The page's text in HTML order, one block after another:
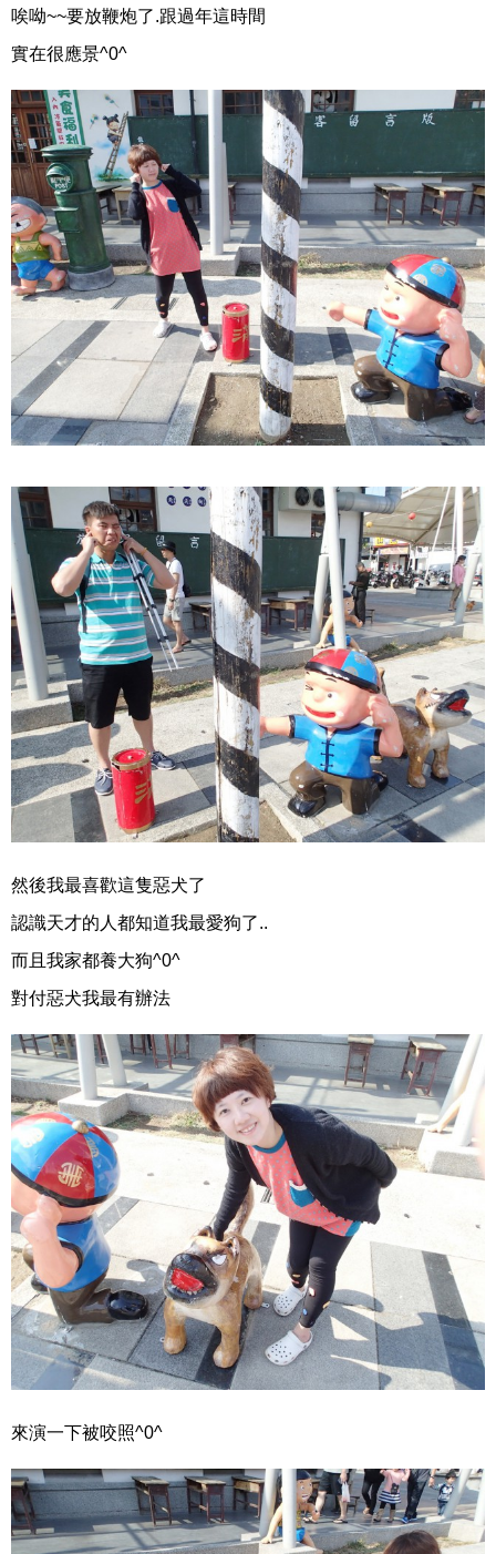
唉呦~~要放鞭炮了.跟過年這時間
實在很應景^0^
然後我最喜歡這隻惡犬了
認識天才的人都知道我最愛狗了..
而且我家都養大狗^0^
對付惡犬我最有辦法
來演一下被咬照^0^